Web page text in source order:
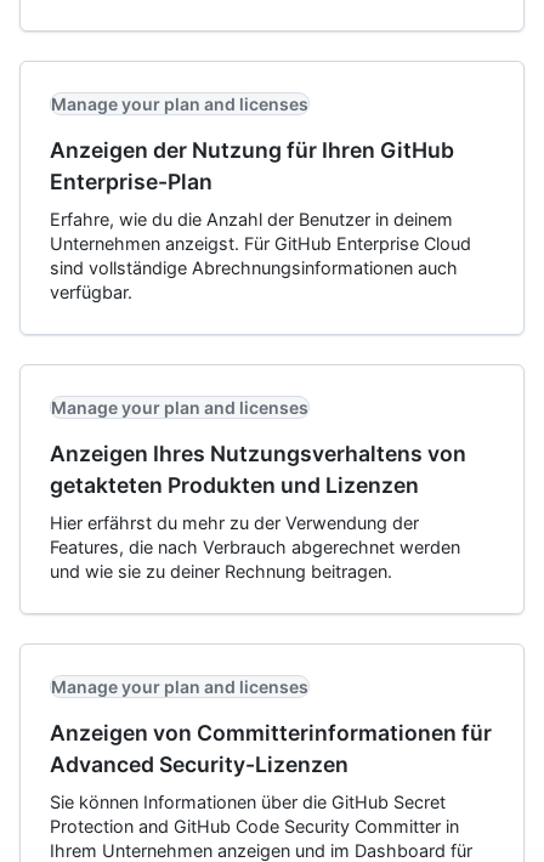
Manage your plan and licenses
Anzeigen der Nutzung für Ihren GitHub
Enterprise-Plan
Erfahre, wie du die Anzahl der Benutzer in deinem
Unternehmen anzeigst. Für GitHub Enterprise Cloud
sind vollständige Abrechnungsinformationen auch
verfügbar.
Manage your plan and licenses
Anzeigen Ihres Nutzungsverhaltens von
getakteten Produkten und Lizenzen
Hier erfährst du mehr zu der Verwendung der
Features, die nach Verbrauch abgerechnet werden
und wie sie zu deiner Rechnung beitragen.
Manage your plan and licenses
Anzeigen von Committerinformationen für
Advanced Security-Lizenzen
Sie können Informationen über die GitHub Secret
Protection and GitHub Code Security Committer in
Ihrem Unternehmen anzeigen und im Dashboard für